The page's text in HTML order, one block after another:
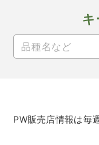
PW販売店情報は毎